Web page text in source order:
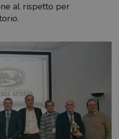
al rispetto per